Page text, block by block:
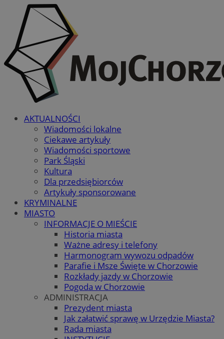
AKTUALNOŚCI
Wiadomości lokalne
Ciekawe artykuły
Wiadomości sportowe
Park Śląski
Kultura
Dla przedsiębiorców
Artykuły sponsorowane
KRYMINALNE
MIASTO
INFORMACJE O MIEŚCIE
Historia miasta
Ważne adresy i telefony
Harmonogram wywozu odpadów
Parafie i Msze Święte w Chorzowie
Rozkłady jazdy w Chorzowie
Pogoda w Chorzowie
ADMINISTRACJA
Prezydent miasta
Jak załatwić sprawę w Urzędzie Miasta?
Rada miasta